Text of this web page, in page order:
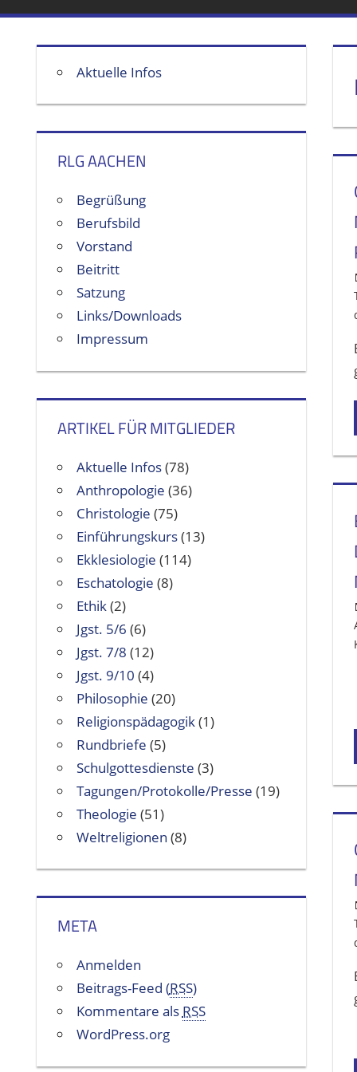
Aktuelle Infos
RLG AACHEN
Begrüßung
Berufsbild
Vorstand
Beitritt
Satzung
Links/Downloads
Impressum
ARTIKEL FÜR MITGLIEDER
Aktuelle Infos(78)
Anthropologie (36)
Christologie (75)
Einführungskurs(13)
Ekklesiologie (114)
Eschatologie (8)
Ethik(2)
Jgst. 5/6 (6)
Jgst. 7/8 (12)
Jgst. 9/10 (4)
Philosophie (20)
Religionspädagogik(1)
Rundbriefe (5)
Schulgottesdienste (3)
Tagungen/Protokolle/Presse (19)
Theologie (51)
Weltreligionen (8)
META
Anmelden
Beitrags-Feed (RSS)
Kommentare als RSS
WordPress.org